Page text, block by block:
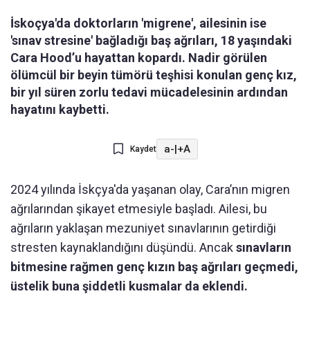
İskoçya'da doktorların 'migrene', ailesinin ise
'sınav stresine' bağladığı baş ağrıları, 18 yaşındaki
Cara Hood’u hayattan kopardı. Nadir görülen
ölümcül bir beyin tümörü teşhisi konulan genç kız,
bir yıl süren zorlu tedavi mücadelesinin ardından
hayatını kaybetti.
Kaydet a-|+A
2024 yılında İskçya'da yaşanan olay, Cara’nın migren
ağrılarından şikayet etmesiyle başladı. Ailesi, bu
ağrıların yaklaşan mezuniyet sınavlarının getirdiği
stresten kaynaklandığını düşündü. Ancak sınavların
bitmesine rağmen genç kızın baş ağrıları geçmedi,
üstelik buna şiddetli kusmalar da eklendi.